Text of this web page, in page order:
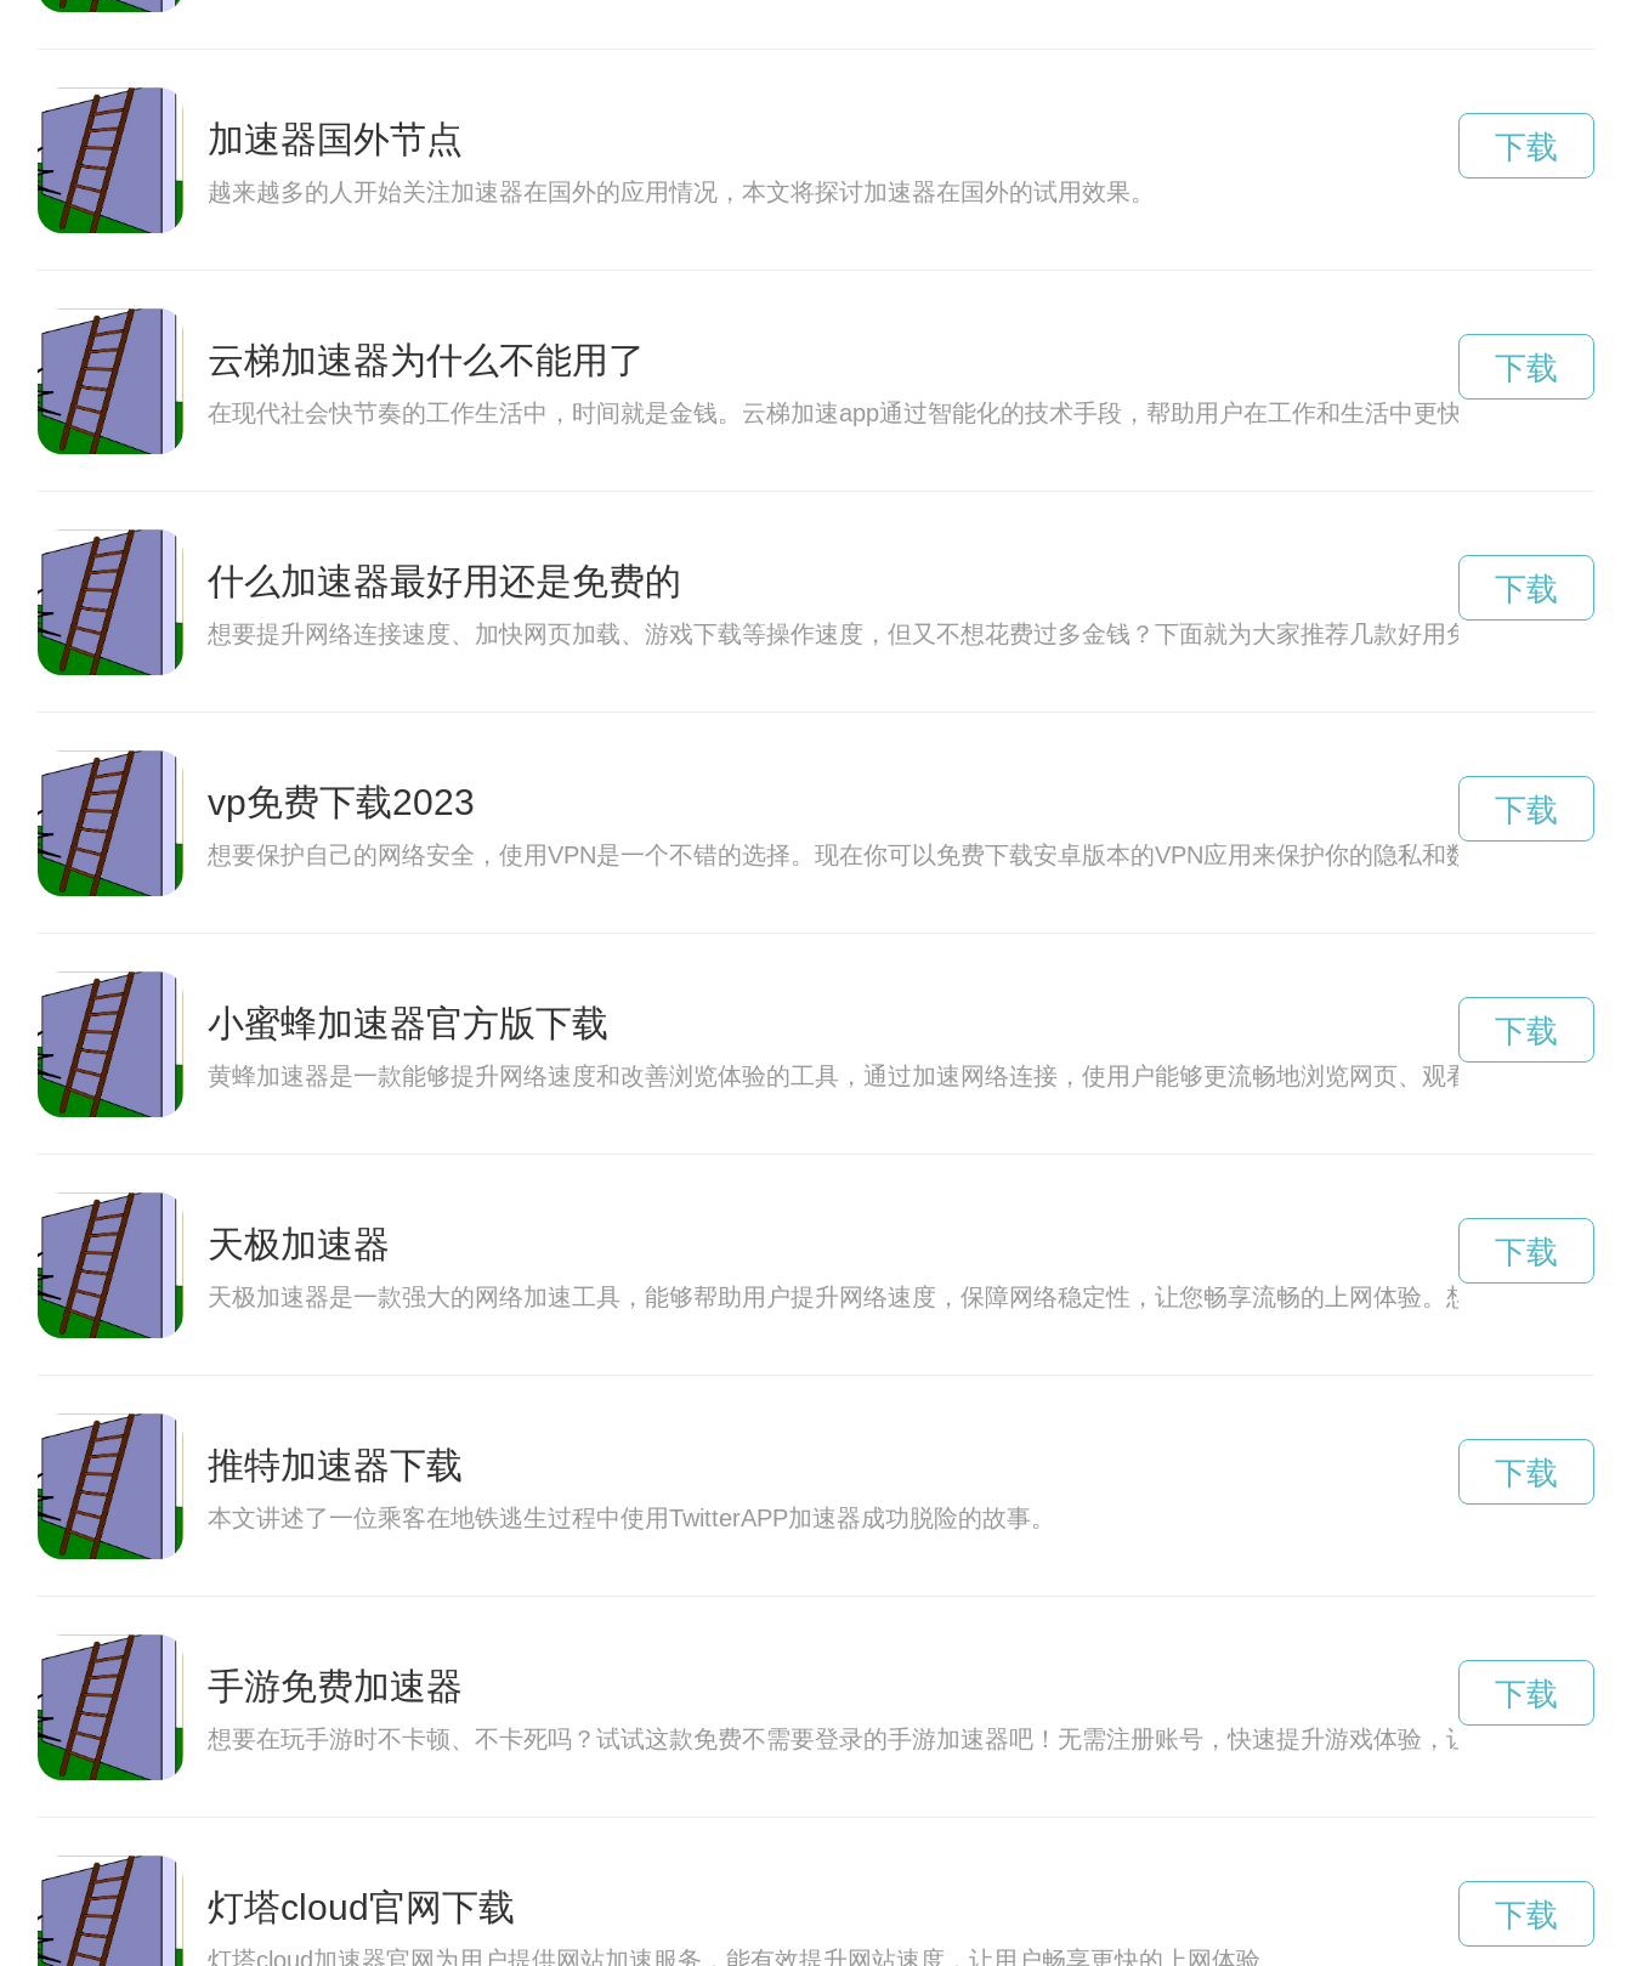
加速器国外节点
越来越多的人开始关注加速器在国外的应用情况，本文将探讨加速器在国外的试用效果。
下载
云梯加速器为什么不能用了
在现代社会快节奏的工作生活中，时间就是金钱。云梯加速app通过智能化的技术手段，帮助用户在工作和生活中更快速地完成任务
下载
什么加速器最好用还是免费的
想要提升网络连接速度、加快网页加载、游戏下载等操作速度，但又不想花费过多金钱？下面就为大家推荐几款好用免费的加速器，
下载
vp免费下载2023
想要保护自己的网络安全，使用VPN是一个不错的选择。现在你可以免费下载安卓版本的VPN应用来保护你的隐私和数据安全。
下载
小蜜蜂加速器官方版下载
黄蜂加速器是一款能够提升网络速度和改善浏览体验的工具，通过加速网络连接，使用户能够更流畅地浏览网页、观看视频和下载内
下载
天极加速器
天极加速器是一款强大的网络加速工具，能够帮助用户提升网络速度，保障网络稳定性，让您畅享流畅的上网体验。想要大幅提升
下载
推特加速器下载
本文讲述了一位乘客在地铁逃生过程中使用TwitterAPP加速器成功脱险的故事。
下载
手游免费加速器
想要在玩手游时不卡顿、不卡死吗？试试这款免费不需要登录的手游加速器吧！无需注册账号，快速提升游戏体验，让你畅快玩耍！
下载
灯塔cloud官网下载
灯塔cloud加速器官网为用户提供网站加速服务，能有效提升网站速度，让用户畅享更快的上网体验。
下载